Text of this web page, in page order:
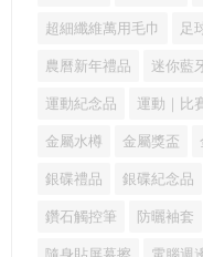
超細纖維萬用毛巾 足
農曆新年禮品 迷你藍
運動紀念品 運動｜比
金屬水樽 金屬獎盃
銀碟禮品 銀碟紀念品
鑽石觸控筆 防曬袖套